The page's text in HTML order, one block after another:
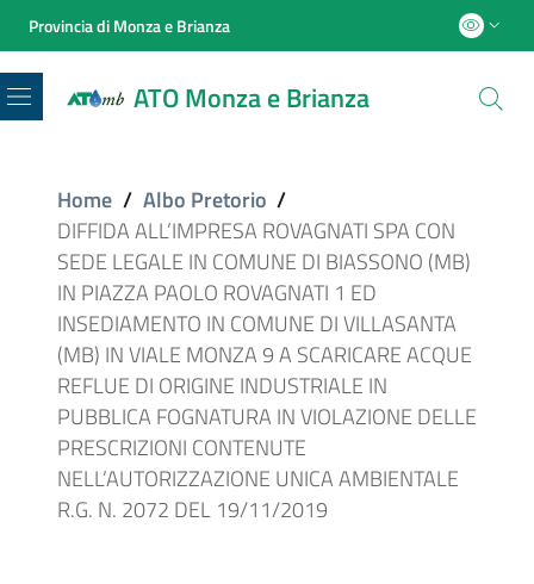
Provincia di Monza e Brianza
ATO Monza e Brianza
Menu
Home / Albo Pretorio /
DIFFIDA ALL’IMPRESA ROVAGNATI SPA CON
SEDE LEGALE IN COMUNE DI BIASSONO (MB)
IN PIAZZA PAOLO ROVAGNATI 1 ED
INSEDIAMENTO IN COMUNE DI VILLASANTA
(MB) IN VIALE MONZA 9 A SCARICARE ACQUE
REFLUE DI ORIGINE INDUSTRIALE IN
PUBBLICA FOGNATURA IN VIOLAZIONE DELLE
PRESCRIZIONI CONTENUTE
NELL’AUTORIZZAZIONE UNICA AMBIENTALE
R.G. N. 2072 DEL 19/11/2019